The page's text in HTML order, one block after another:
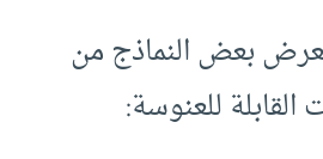
بعض النماذج من
للعنوسة: